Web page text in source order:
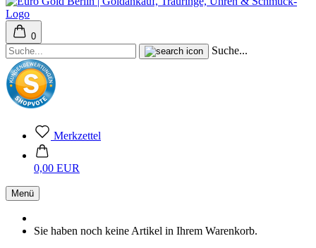
0
Suche...
Merkzettel
0,00 EUR
Menü
Sie haben noch keine Artikel in Ihrem Warenkorb.